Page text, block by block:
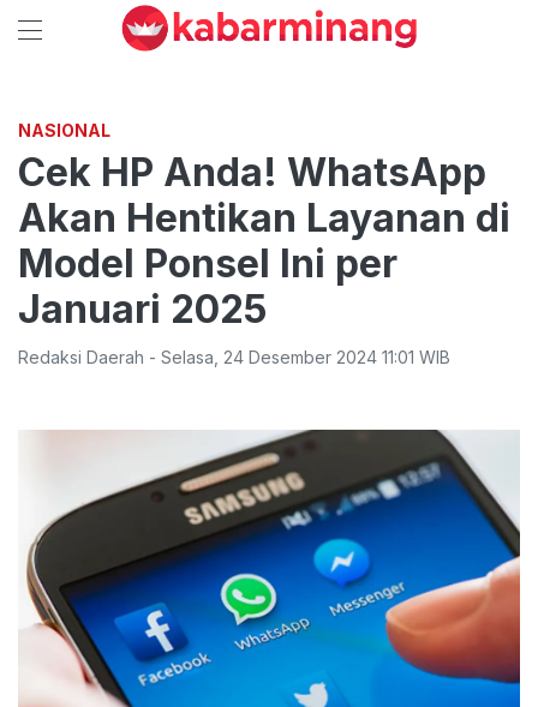
NASIONAL
Cek HP Anda! WhatsApp
Akan Hentikan Layanan di
Model Ponsel Ini per
Januari 2025
Redaksi Daerah - Selasa 24 Desember 2024 11:01 WIB